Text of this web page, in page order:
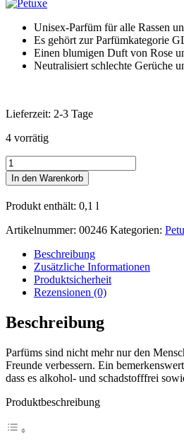
Unisex-Parfüm für alle Rassen
Es gehört zur Parfümkategorie
Einen blumigen Duft von Rose
Neutralisiert schlechte Gerüche
Lieferzeit: 2-3 Tage
4 vorrätig
Petuxe®
Parfüm
-
Layka-
für
Hunde
und
Katzen
Menge
In den Warenkorb
Produkt enthält: 0,1 l
Artikelnummer: 00246 Kategorien:
Beschreibung
Zusätzliche Informationen
Produktsicherheit
Rezensionen (0)
Beschreibung
Parfüms sind nicht mehr nur den
Freunde verbessern. Ein
dass es alkohol- und schadstofffrei
Produktbeschreibung